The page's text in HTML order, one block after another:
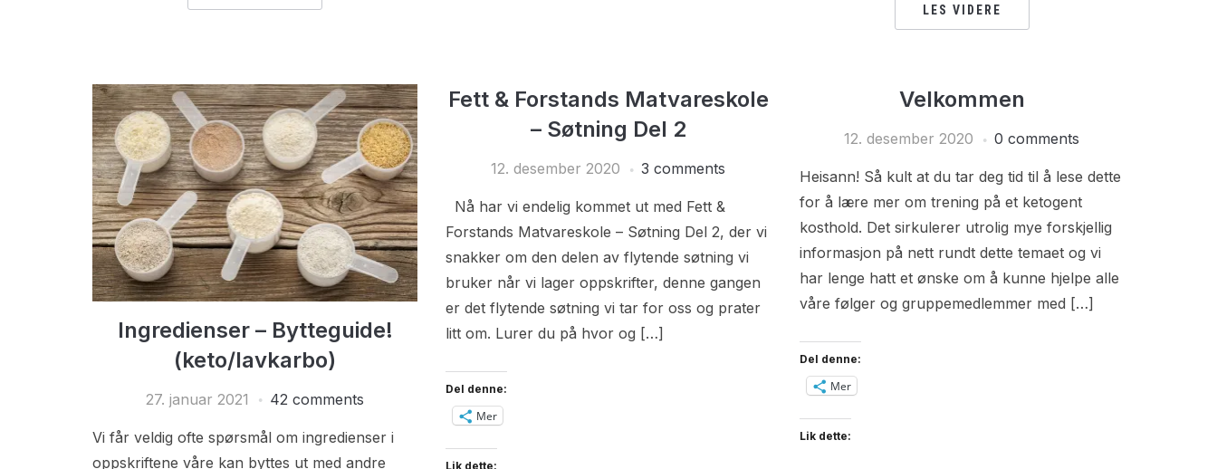
LES VIDERE
Ingredienser – Bytteguide!
(keto/lavkarbo)
27. januar 2021 42 comments
Vi får veldig ofte spørsmål om ingredienser i
oppskriftene våre kan byttes ut med andre
Fett & Forstands Matvareskole
– Søtning Del 2
12. desember 2020 3 comments
Nå har vi endelig kommet ut med Fett &
Forstands Matvareskole – Søtning Del 2, der vi
snakker om den delen av flytende søtning vi
bruker når vi lager oppskrifter, denne gangen
er det flytende søtning vi tar for oss og prater
litt om. Lurer du på hvor og […]
Del denne:
Mer
Lik dette:
Velkommen
12. desember 2020 0 comments
Heisann! Så kult at du tar deg tid til å lese dette
for å lære mer om trening på et ketogent
kosthold. Det sirkulerer utrolig mye forskjellig
informasjon på nett rundt dette temaet og vi
har lenge hatt et ønske om å kunne hjelpe alle
våre følger og gruppemedlemmer med […]
Del denne:
Mer
Lik dette: